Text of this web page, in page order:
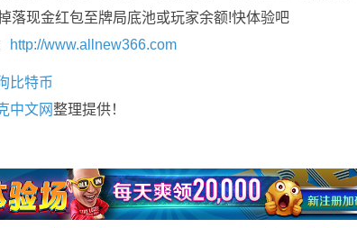
落现金红包至牌局底池或玩家余额!快体验吧
http://www.allnew366.com
比特币
中文网整理提供！